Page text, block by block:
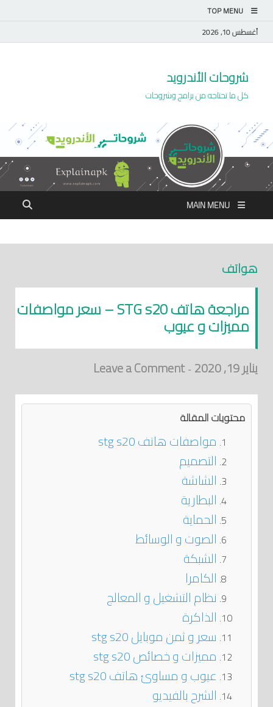
TOP MENU
أغسطس 10, 2026
شروحات الأندرويد
كل ما تحتاجه من برامج وشروحات
MAIN MENU
هواتف
مراجعة هاتف STG s20 – سعر مواصفات
مميزات و عيوب
يناير 19, 2020 -
Leave a Comment
محتويات المقالة
مواصفات هاتف stg s20
التصميم
الشاشة
البطارية
الحماية
الصوت و الوسائط
الشبكة
الكامرا
نظام التشغيل و المعالج
الذاكرة
سعر و ثمن موبايل stg s20
مميزات و خصائص stg s20
عيوب و مساوئ هاتف stg s20
الشرح بالفيديو